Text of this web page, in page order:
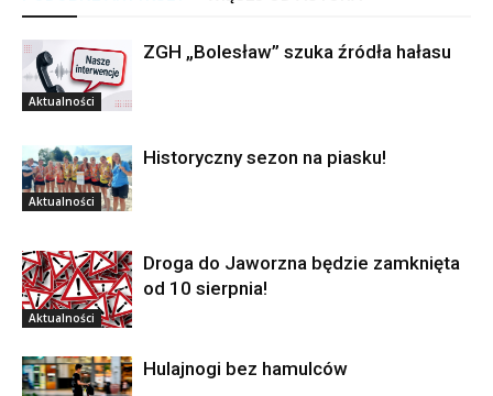
Aktualności
ZGH „Bolesław” szuka źródła hałasu
Aktualności
Historyczny sezon na piasku!
Aktualności
Droga do Jaworzna będzie zamknięta
od 10 sierpnia!
Hulajnogi bez hamulców